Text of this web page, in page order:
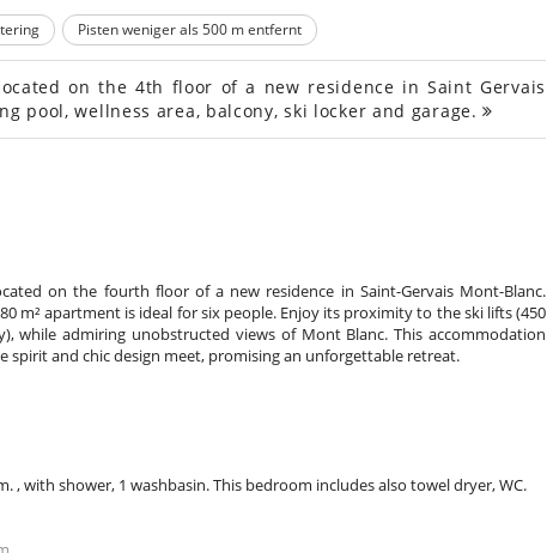
Pisten weniger als 500 m entfernt
on the 4th floor of a new residence in Saint Gervais
pool, wellness area, balcony, ski locker and garage.
on the fourth floor of a new residence in Saint-Gervais Mont-Blanc.
m² apartment is ideal for six people. Enjoy its proximity to the ski lifts (450
while admiring unobstructed views of Mont Blanc. This accommodation
spirit and chic design meet, promising an unforgettable retreat.
, with shower, 1 washbasin. This bedroom includes also towel dryer, WC.